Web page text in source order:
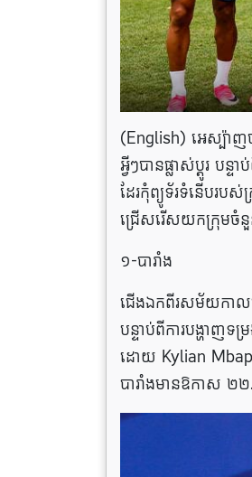
(English) ​អេស្ប៉ាញ​
អ្វីៗ​បាន​ផ្លាស់ប្ដូរ​ ប
ដែរកុំព្យូទ័រ​ទំនើប​រប
ជ្រើសរើសយកក្រុមចំ
១-បារាំង
ជើងឯកពីរសម័យកាលប
បន្ទាប់ពីការបង្ហាញ
ដោយ Kylian
បារាំងមានឱកាស ២២.